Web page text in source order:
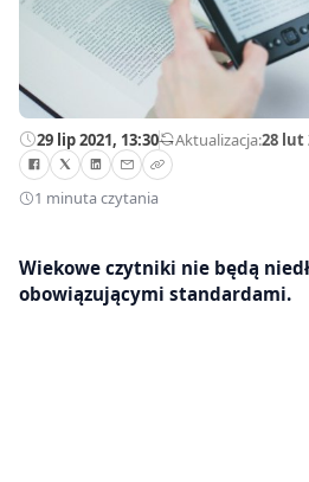
29 lip 2021, 13:30—Aktualizacja:28 lut
1 minuta czytania
Wiekowe czytniki nie będą
obowiązującymi standardami.